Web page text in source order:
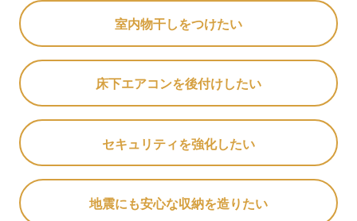
室内物干しをつけたい
床下エアコンを後付けしたい
セキュリティを強化したい
地震にも安心な収納を造りたい